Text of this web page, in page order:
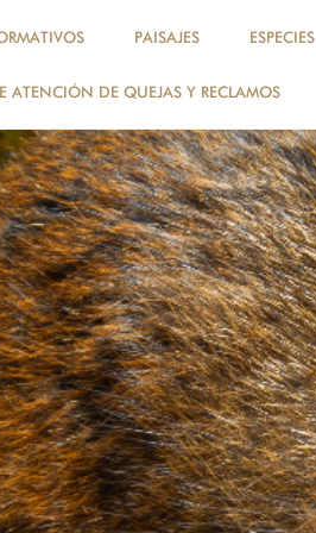
PAISAJES ESPECIES
ATENCIÓN DE QUEJAS Y RECLAMOS